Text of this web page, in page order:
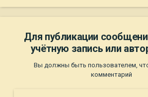
Для публикации
учётную запись или
Вы должны быть пользователем,
комментарий